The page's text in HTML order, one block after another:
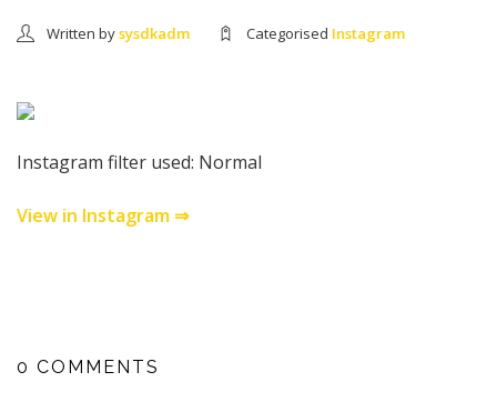
Written bysysdkadm Categorised Instagram
Instagram filter used: Normal
View in Instagram ⇒
0 COMMENTS